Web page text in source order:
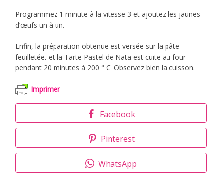
Programmez 1 minute à la vitesse 3 et ajoutez les jaunes
d’œufs un à un.
Enfin, la préparation obtenue est versée sur la pâte
feuilletée, et la Tarte Pastel de Nata est cuite au four
pendant 20 minutes à 200 ° C. Observez bien la cuisson.
Imprimer
Facebook
Pinterest
WhatsApp